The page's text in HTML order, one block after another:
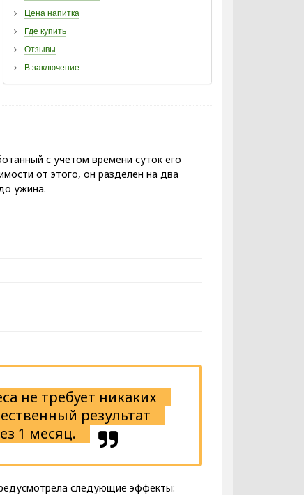
Цена напитка
Где купить
Отзывы
В заключение
с учетом времени суток его
от этого, он разделен на два
ужина.
не требует никаких
результат
1 месяц.
следующие эффекты: